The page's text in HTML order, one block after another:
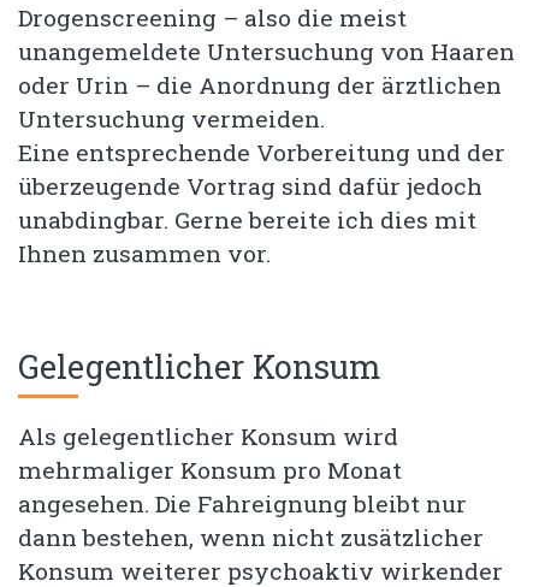
Drogenscreening – also die meist
unangemeldete Untersuchung von Haaren
oder Urin – die Anordnung der ärztlichen
Untersuchung vermeiden.
Eine entsprechende Vorbereitung und der
überzeugende Vortrag sind dafür jedoch
unabdingbar. Gerne bereite ich dies mit
Ihnen zusammen vor.
Gelegentlicher Konsum
Als gelegentlicher Konsum wird
mehrmaliger Konsum pro Monat
angesehen. Die Fahreignung bleibt nur
dann bestehen, wenn nicht zusätzlicher
Konsum weiterer psychoaktiv wirkender